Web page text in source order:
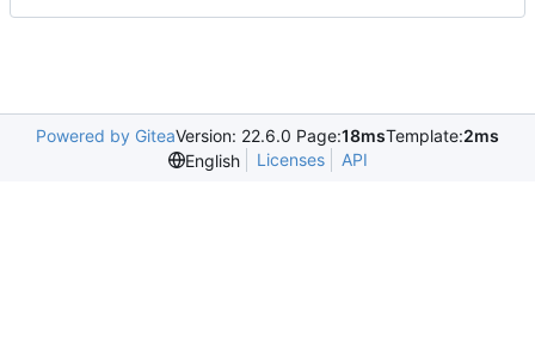
Powered by GiteaVersion: 22.6.0 Page:18msTemplate:2ms
English
Licenses API